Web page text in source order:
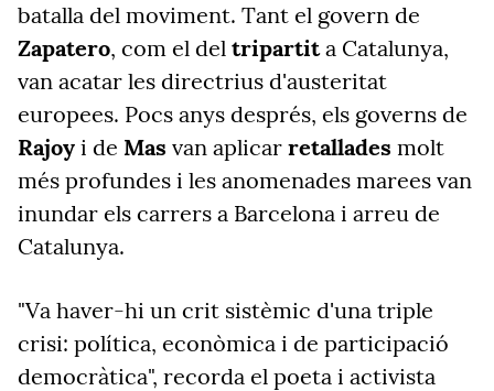
batalla del moviment. Tant el govern de
Zapatero, com el del tripartita Catalunya,
van acatar les directrius d'austeritat
europees. Pocs anys després, els governs de
Rajoy i de Mas van aplicar retallades molt
més profundes i les anomenades marees van
inundar els carrers a Barcelona i arreu de
Catalunya.
"Va haver-hi un crit sistèmic d'una triple
crisi: política, econòmica i de participació
democràtica", recorda el poeta i activista